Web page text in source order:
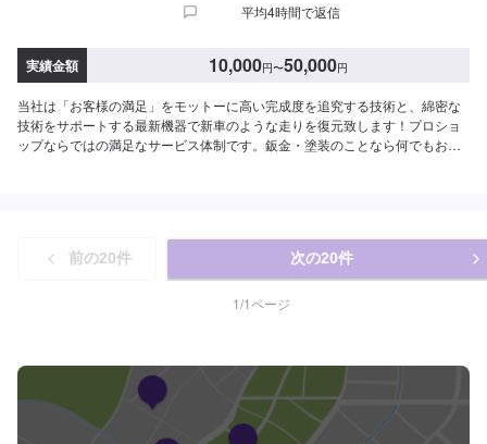
平均4時間で返信
実績金額 10,000円〜50,000円
当社は「お客様の満足」をモットーに高い完成度を追究する技術と、綿密な
技術をサポートする最新機器で新車のような走りを復元致します！プロショ
ップならではの満足なサービス体制です。鈑金・塗装のことなら何でもお気
だければ作業開始【4】仕上がり次第納車-----納期について-----納期は要相談
となります。納期は前後する場合がございます。予め、ご了承ください。-----
代車について-----無料の代車をご用意しています。お車の作業中は代車をご利
用ください。※代車の燃料代はお客様にご負担いただいております。-----ご来
内いたします。【定休日・営業時間】定休日：日曜日、祝日営業時間：
9:30~18:30
前の20件 次の20件
1/1ページ